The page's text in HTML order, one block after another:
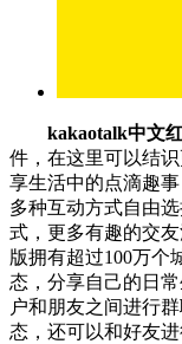
kakaotalk中文
件，在这里可以结
享生活中的点滴趣
多种互动方式自由
式，更多有趣的交
版拥有超过100万个
态，分享自己的日
户和朋友之间进行
态，还可以和好友